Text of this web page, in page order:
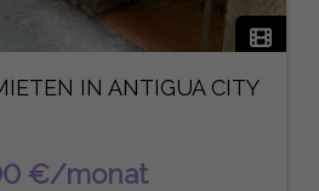
IN ANTIGUA CITY
€/monat